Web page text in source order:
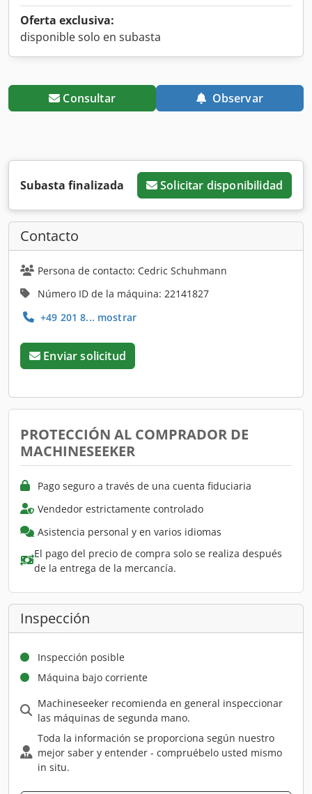
Oferta exclusiva:
disponible solo en subasta
Consultar Observar
Subasta finalizada Solicitar disponibilidad
Contacto
Persona de contacto: Cedric Schuhmann
Número ID de la máquina: 22141827
+49 201 8... mostrar
Enviar solicitud
PROTECCIÓN AL COMPRADOR DE
MACHINESEEKER
Pago seguro a través de una cuenta fiduciaria
Vendedor estrictamente controlado
Asistencia personal y en varios idiomas
El pago del precio de compra solo se realiza después
de la entrega de la mercancía.
Inspección
Inspección posible
Máquina bajo corriente
Machineseeker recomienda en general inspeccionar
las máquinas de segunda mano.
Toda la información se proporciona según nuestro
mejor saber y entender - compruébelo usted mismo
in situ.